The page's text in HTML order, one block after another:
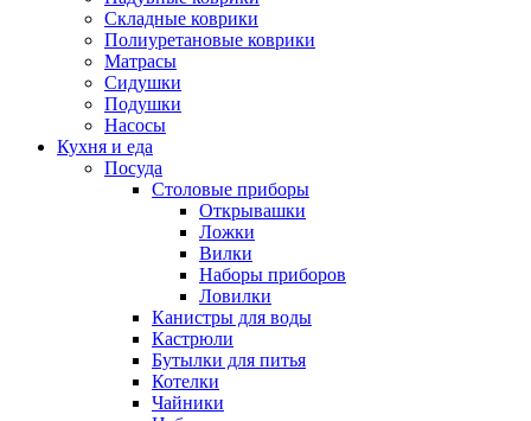
Складные коврики
Полиуретановые коврики
Матрасы
Сидушки
Подушки
Насосы
Кухня и еда
Посуда
Столовые приборы
Открывашки
Ложки
Вилки
Наборы приборов
Ловилки
Канистры для воды
Кастрюли
Бутылки для питья
Котелки
Чайники